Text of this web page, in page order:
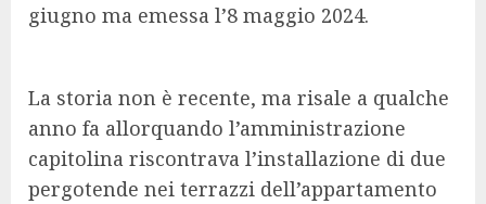
giugno ma emessa l’8 maggio 2024.
La storia non è recente, ma risale a qualche
anno fa allorquando l’amministrazione
capitolina riscontrava l’installazione di due
pergotende nei terrazzi dell’appartamento